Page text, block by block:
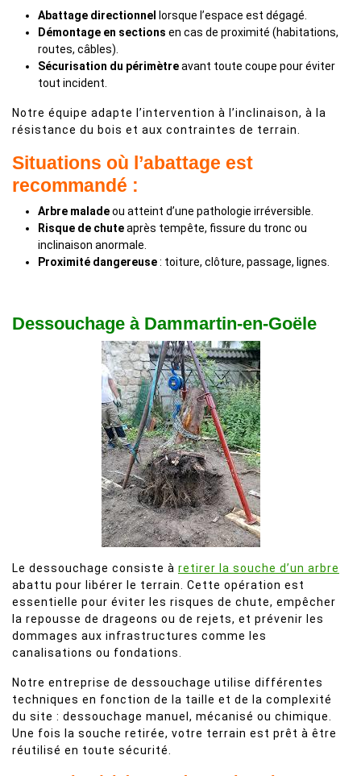
Abattage directionnel
lorsque l’espace est dégagé.
Démontage en sections en cas de proximité (habitations,
routes, câbles).
Sécurisation du périmètreavant toute coupe pour éviter
tout incident.
Notre équipe adapte l’intervention à l’inclinaison, à la
résistance du bois et aux contraintes de terrain.
Situations où l’abattage est
recommandé :
Arbre maladeou atteint d’une pathologie irréversible.
Risque de chuteaprès tempête, fissure du tronc ou
inclinaison anormale.
Proximité dangereuse: toiture, clôture, passage, lignes.
Dessouchage à Dammartin-en-Goële
Le dessouchage consiste à retirer la souche d’un arbre
abattu pour libérer le terrain. Cette opération est
essentielle pour éviter les risques de chute, empêcher
la repousse de drageons ou de rejets, et prévenir les
dommages aux infrastructures comme les
canalisations ou fondations.
Notre entreprise de dessouchage utilise différentes
techniques en fonction de la taille et de la complexité
du site : dessouchage manuel, mécanisé ou chimique.
Une fois la souche retirée, votre terrain est prêt à être
réutilisé en toute sécurité.